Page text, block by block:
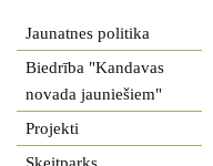
Jaunatnes politika
Biedrība "Kandavas
novada jauniešiem"
Projekti